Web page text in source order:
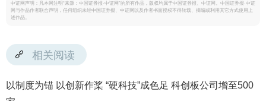
中证网声明：凡本网注明“来源：中国证券报·中证网”的所有作品，版权均属于中国证券报、中证网。中国证券报·中证
网与作品作者联合声明，任何组织未经中国证券报、中证网以及作者书面授权不得转载、摘编或利用其它方式使用上
述作品。
相关阅读
以制度为锚 以创新作桨 “硬科技”成色足 科创板公司增至500